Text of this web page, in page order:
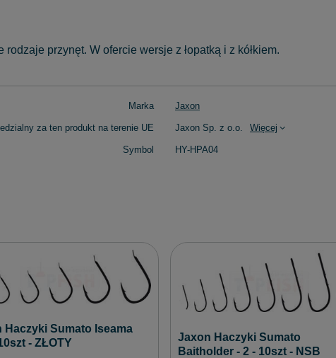
przynęt. W ofercie wersje z łopatką i z kółkiem.
Marka Jaxon
za ten produkt na terenie UE Jaxon Sp. z o.o. Więcej
Symbol HY-HPA04
Haczyki Sumato Iseama
- ZŁOTY
Jaxon Haczyki Sumato
Baitholder - 2 - 10szt - NSB